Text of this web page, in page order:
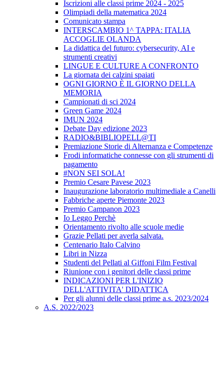
Iscrizioni alle classi prime 2024 - 2025
Olimpiadi della matematica 2024
Comunicato stampa
INTERSCAMBIO 1^ TAPPA: ITALIA
ACCOGLIE OLANDA
La didattica del futuro: cybersecurity, AI e
strumenti creativi
LINGUE E CULTURE A CONFRONTO
La giornata dei calzini spaiati
OGNI GIORNO È IL GIORNO DELLA
MEMORIA
Campionati di sci 2024
Green Game 2024
IMUN 2024
Debate Day edizione 2023
RADIO&BIBLIOPELL@TI
Premiazione Storie di Alternanza e Competenze
Frodi informatiche connesse con gli strumenti di
pagamento
#NON SEI SOLA!
Premio Cesare Pavese 2023
Inaugurazione laboratorio multimediale a Canelli
Fabbriche aperte Piemonte 2023
Premio Campanon 2023
Io Leggo Perchè
Orientamento rivolto alle scuole medie
Grazie Pellati per averla salvata.
Centenario Italo Calvino
Libri in Nizza
Studenti del Pellati al Giffoni Film Festival
Riunione con i genitori delle classi prime
INDICAZIONI PER L'INIZIO
DELL'ATTIVITA' DIDATTICA
Per gli alunni delle classi prime a.s. 2023/2024
A.S. 2022/2023